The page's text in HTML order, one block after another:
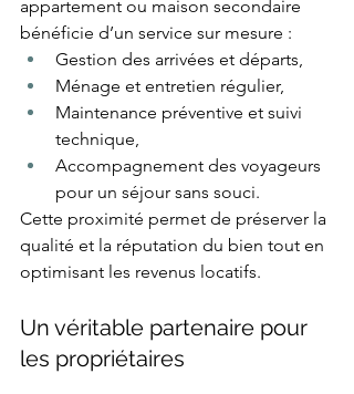
appartement ou maison secondaire
bénéficie d’un service sur mesure :
Gestion des arrivées et départs,
Ménage et entretien régulier,
Maintenance préventive et suivi
technique,
Accompagnement des voyageurs
pour un séjour sans souci.
Cette proximité permet de préserver la
qualité et la réputation du bien tout en
optimisant les revenus locatifs.
Un véritable partenaire pour
les propriétaires